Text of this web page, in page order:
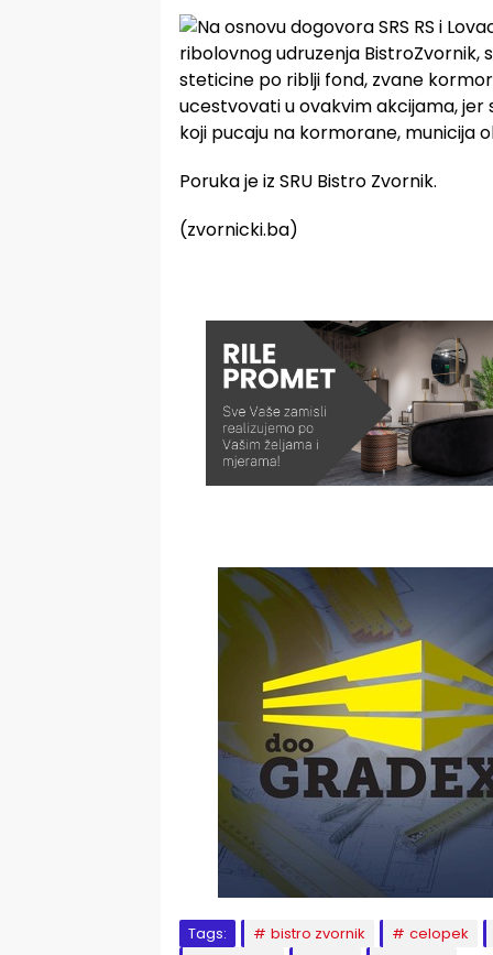
Poruka je iz SRU Bistro Zvornik.
(zvornicki.ba)
Tags: bistro zvornik
celopek